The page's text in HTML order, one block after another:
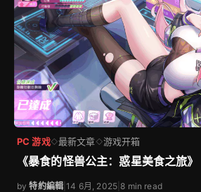
PC 游戏◇最新文章◇游戏开箱
《暴食的怪兽公主：惑星美食之旅》
by特約編輯 |14 6月, 2025 8 min read